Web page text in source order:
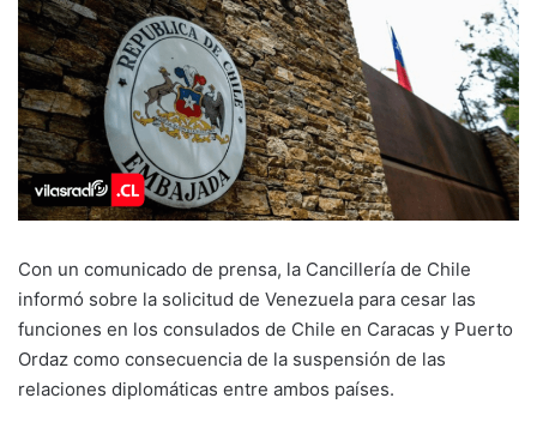
Con un comunicado de prensa, la Cancillería de Chile
informó sobre la solicitud de Venezuela para cesar las
funciones en los consulados de Chile en Caracas y Puerto
Ordaz como consecuencia de la suspensión de las
relaciones diplomáticas entre ambos países.